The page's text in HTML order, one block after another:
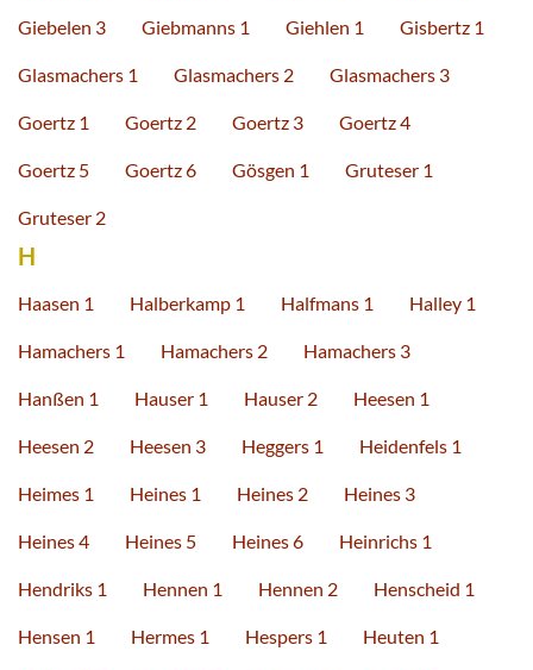
Giebelen 3 Giebmanns 1 Giehlen 1 Gisbertz 1
Glasmachers 1 Glasmachers 2 Glasmachers 3
Goertz 1 Goertz 2 Goertz 3 Goertz 4
Goertz 5 Goertz 6 Gösgen 1 Gruteser 1
Gruteser 2
H
Haasen 1 Halberkamp 1 Halfmans 1 Halley 1
Hamachers 1 Hamachers 2 Hamachers 3
Hanßen 1 Hauser 1 Hauser 2 Heesen 1
Heesen 2 Heesen 3 Heggers 1 Heidenfels 1
Heimes 1 Heines 1 Heines 2 Heines 3
Heines 4 Heines 5 Heines 6 Heinrichs 1
Hendriks 1 Hennen 1 Hennen 2 Henscheid 1
Hensen 1 Hermes 1 Hespers 1 Heuten 1